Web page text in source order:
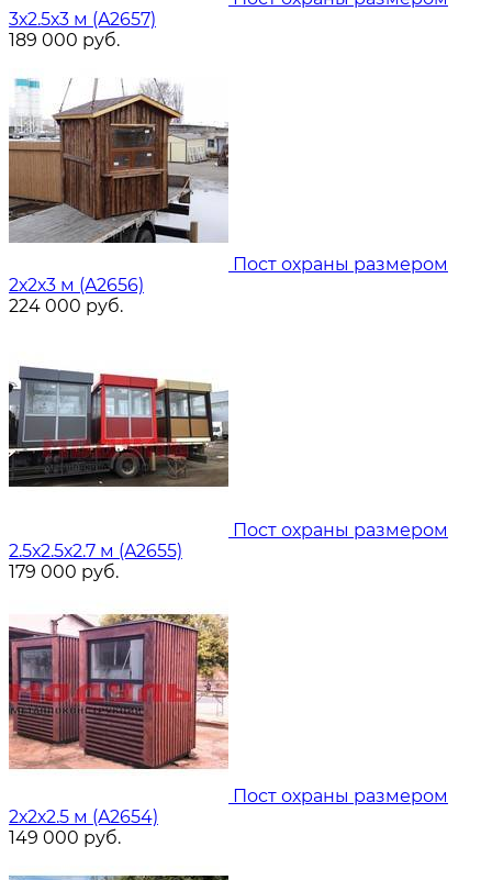
3х2.5х3 м (A2657)
189 000 руб.
Пост охраны размером
2х2х3 м (A2656)
224 000 руб.
Пост охраны размером
2.5х2.5х2.7 м (A2655)
179 000 руб.
Пост охраны размером
2х2х2.5 м (A2654)
149 000 руб.